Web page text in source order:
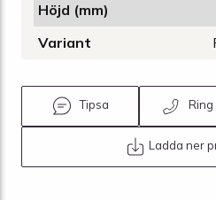
Höjd (mm)
Variant
Tipsa Ring
Ladda ner